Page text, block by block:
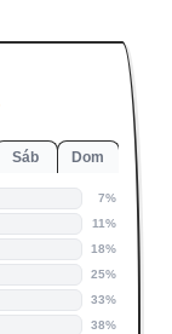
Sáb Dom
7%
11%
18%
25%
33%
38%